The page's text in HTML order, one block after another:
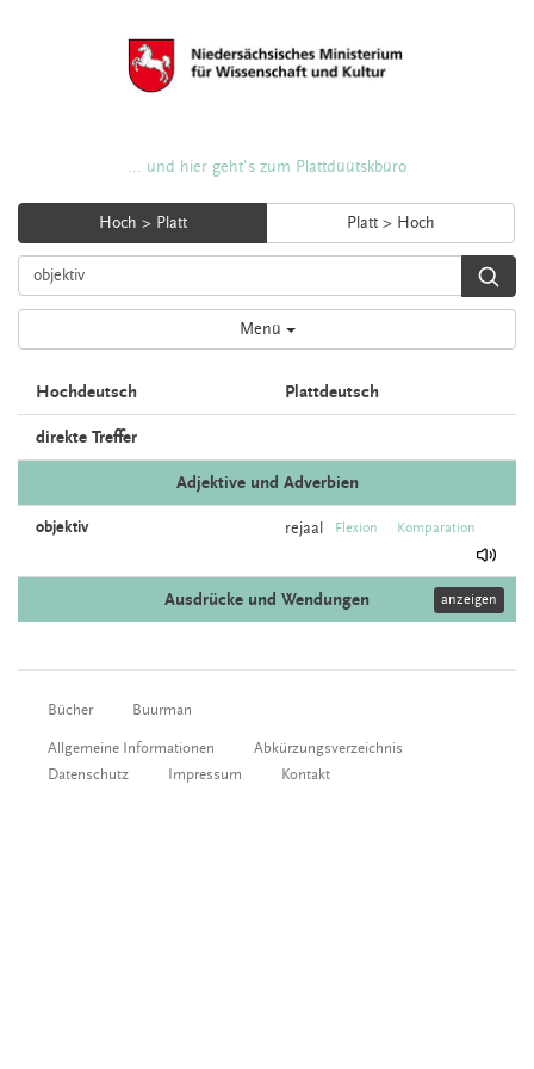
... und hier geht's zum Plattdüütskbüro
Hoch > Platt Platt > Hoch
Menü
Hochdeutsch Plattdeutsch
direkte Treffer
Adjektive und Adverbien
objektiv rejaal Flexion Komparation
Ausdrücke und Wendungen anzeigen
Bücher Buurman
Allgemeine Informationen
Abkürzungsverzeichnis
Datenschutz
Impressum Kontakt